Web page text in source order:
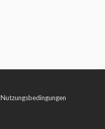
Nutzungsbedingungen